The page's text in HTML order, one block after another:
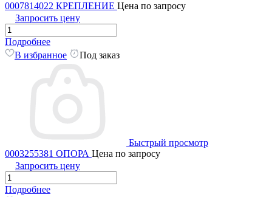
0007814022 КРЕПЛЕНИЕ Цена по запросу
Запросить цену
Подробнее
В избранное
Под заказ
Быстрый просмотр
0003255381 ОПОРА Цена по запросу
Запросить цену
Подробнее